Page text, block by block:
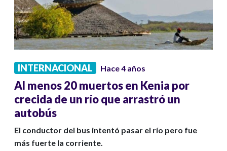
INTERNACIONAL Hace 4 años
Al menos 20 muertos en Kenia por
crecida de un río que arrastró un
autobús
El conductor del bus intentó pasar el río pero fue
más fuerte la corriente.